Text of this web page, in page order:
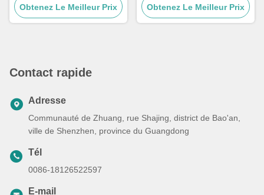
de tigre, bracelet en pierre à
perles.
Obtenez Le Meilleur Prix
pouces
Obtenez Le Meilleur Prix
Contact rapide
Adresse
Communauté de Zhuang, rue Shajing, district de Bao'an,
ville de Shenzhen, province du Guangdong
Tél
0086-18126522597
E-mail